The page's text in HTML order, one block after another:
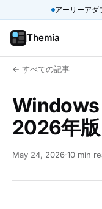
アーリーア
Themia
← すべての記事
Windows
2026年版
May 24, 2026·10 min